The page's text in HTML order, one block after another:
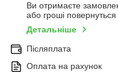
Ви отримаєте
або гроші
Детальніше
Післяплата
Оплата на рахунок